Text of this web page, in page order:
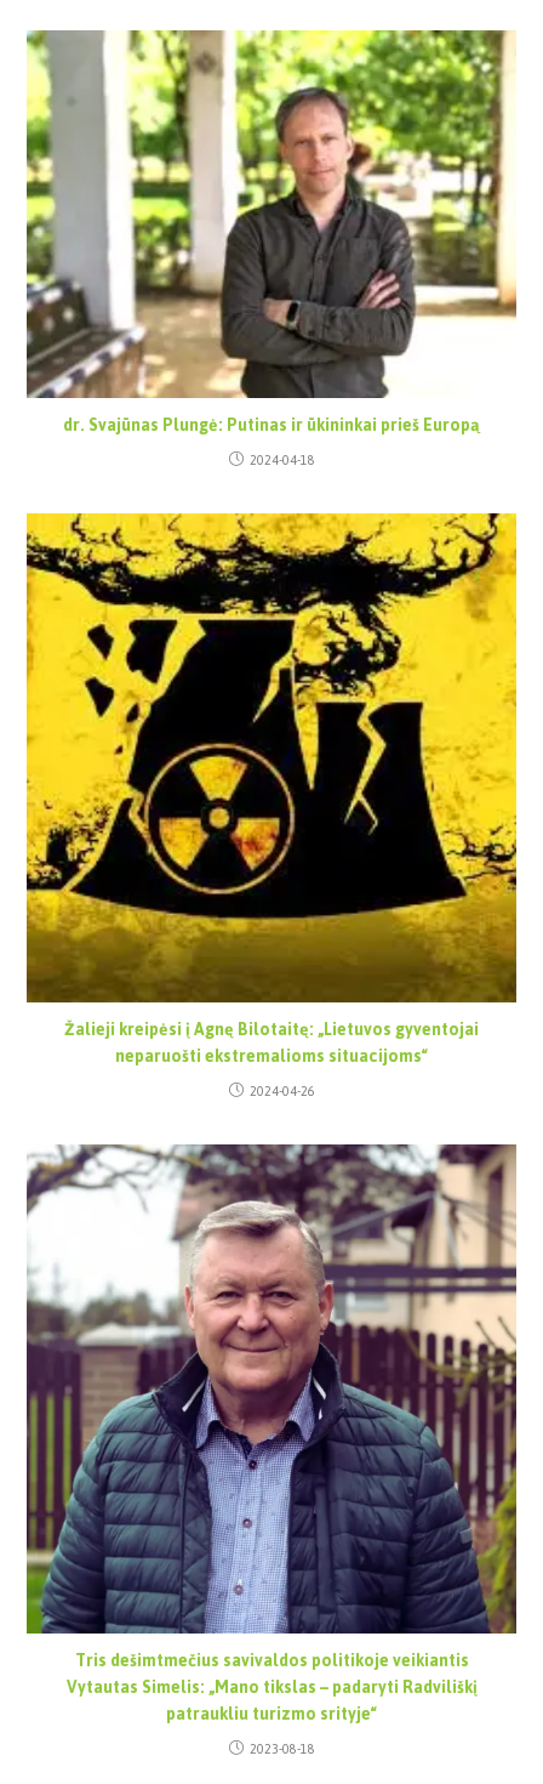
dr. Svajūnas Plungė: Putinas ir ūkininkai prieš Europą
2024-04-18
Žalieji kreipėsi į Agnę Bilotaitę: „Lietuvos gyventojai
neparuošti ekstremalioms situacijoms“
2024-04-26
Tris dešimtmečius savivaldos politikoje veikiantis
Vytautas Simelis: „Mano tikslas – padaryti Radviliškį
patraukliu turizmo srityje“
2023-08-18